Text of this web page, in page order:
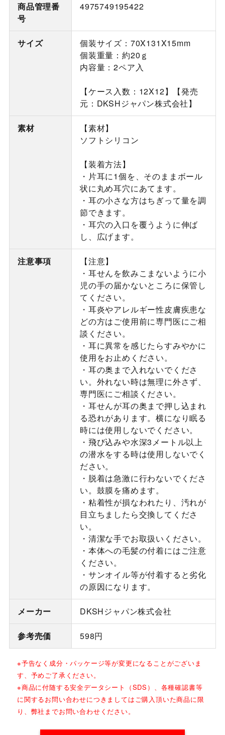
商品管理番
号
4975749195422
サイズ
個装サイズ：70X131X15mm
個装重量：約20ｇ
内容量：2ペア入
【ケース入数：12X12】【発売
元：DKSHジャパン株式会社】
素材
【素材】
ソフトシリコン
【装着方法】
・片耳に1個を、そのままボール
状に丸め耳穴にあてます。
・耳の小さな方はちぎって量を調
節できます。
・耳穴の入口を覆うように伸ば
し、広げます。
注意事項
【注意】
・耳せんを飲みこまないように小
児の手の届かないところに保管し
てください。
・耳炎やアレルギー性皮膚疾患な
どの方はご使用前に専門医にご相
談ください。
・耳に異常を感じたらすみやかに
使用をお止めください。
・耳の奥まで入れないでくださ
い。外れない時は無理に外さず、
専門医にご相談ください。
・耳せんが耳の奥まで押し込まれ
る恐れがあります。横になり眠る
時には使用しないでください。
・飛び込みや水深3メートル以上
の潜水をする時は使用しないでく
ださい。
・脱着は急激に行わないでくださ
い。鼓膜を痛めます。
・粘着性が損なわれたり、汚れが
目立ちましたら交換してくださ
い。
・清潔な手でお取扱いください。
・本体への毛髪の付着にはご注意
ください。
・サンオイル等が付着すると劣化
の原因になります。
メーカー DKSHジャパン株式会社
参考売価 598円
※予告なく成分・パッケージ等が変更になることがございま
す、予めご了承ください。
※商品に付随する安全データシート（SDS）、各種確認書等
に関するお問い合わせにつきましてはご購入頂いた商品に限
り、弊社までお問い合わせください。